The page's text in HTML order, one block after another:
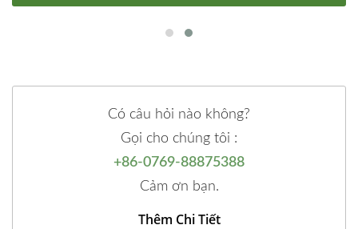
Có câu hỏi nào không?
Gọi cho chúng tôi :
+86-0769-88875388
Cảm ơn bạn.
Thêm Chi Tiết